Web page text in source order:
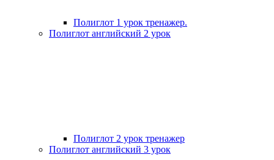
Полиглот 1 урок тренажер.
Полиглот английский 2 урок
Полиглот 2 урок тренажер
Полиглот английский 3 урок